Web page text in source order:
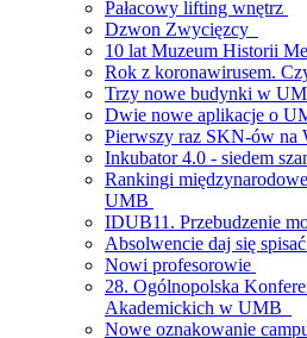
Pałacowy lifting wnętrz
Dzwon Zwycięzcy
10 lat Muzeum Historii
Rok z koronawirusem.
Trzy nowe budynki w
Dwie nowe aplikacje o
Pierwszy raz SKN-ów na
Inkubator 4.0 - siedem
Rankingi
UMB
IDUB11. Przebudzenie
Absolwencie daj się spisać
Nowi profesorowie
28. Ogólnopolska
Akademickich w UMB
Nowe oznakowanie